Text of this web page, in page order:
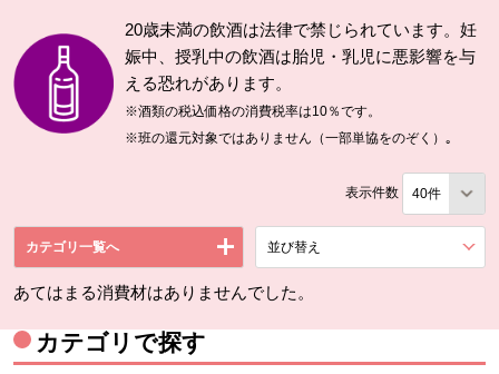
20歳未満の飲酒は法律で禁じられています。妊
娠中、授乳中の飲酒は胎児・乳児に悪影響を与
える恐れがあります。
※酒類の税込価格の消費税率は10％です。
※班の還元対象ではありません（一部単協をのぞく）｡
表示件数
カテゴリ一覧へ 並び替え
あてはまる消費材はありませんでした。
カテゴリで探す